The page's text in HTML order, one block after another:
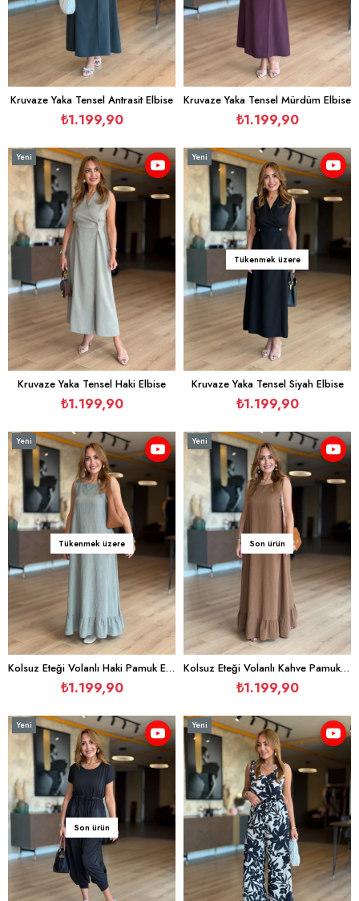
Kruvaze Yaka Tensel Antrasit Elbise
₺1.199,90
Kruvaze Yaka Tensel Mürdüm Elbise
₺1.199,90
Kruvaze Yaka Tensel Haki Elbise
₺1.199,90
Yeni
Ürün
Tükenmek üzere
Kruvaze Yaka Tensel Siyah Elbise
₺1.199,90
Yeni
Ürün
Tükenmek üzere
Kolsuz Eteği Volanlı Haki Pamuk Elbise
₺1.199,90
Yeni
Ürün
Son ürün
Kolsuz Eteği Volanlı Kahve Pamuk Elbise
₺1.199,90
Yeni
Ürün
Son ürün
Yeni
Ürün
Yeni
Ürün